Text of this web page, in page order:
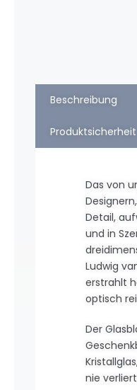
Beschreibung
Produktsicherheit
Das von
Detail,
und in
Ludwig
erstrahlt
optisch
Der
nie